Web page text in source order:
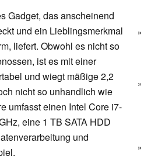
Gadget, das anscheinend
und ein Lieblingsmerkmal
liefert. Obwohl es nicht so
ist es mit einer
und wiegt mäßige 2,2
nicht so unhandlich wie
umfasst einen Intel Core i7-
eine 1 TB SATA HDD
und